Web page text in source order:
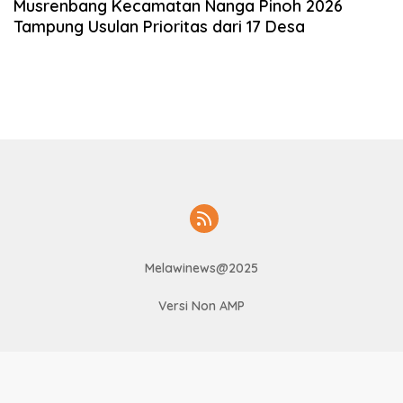
Musrenbang Kecamatan Nanga Pinoh 2026
Tampung Usulan Prioritas dari 17 Desa
Melawinews@2025
Versi Non AMP